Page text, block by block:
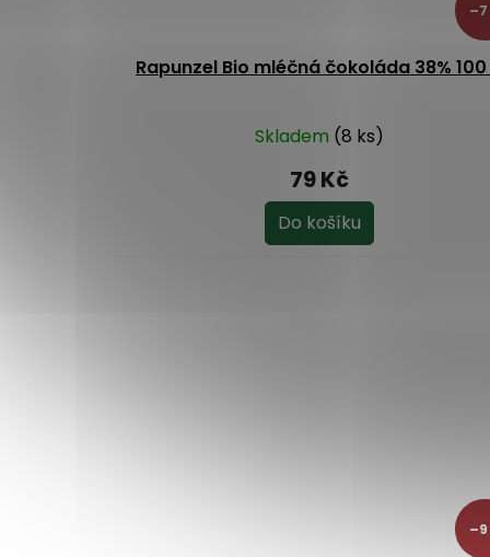
–7
Rapunzel Bio mléčná čokoláda 38%
Skladem (8 ks)
79 Kč
Do košíku
–9